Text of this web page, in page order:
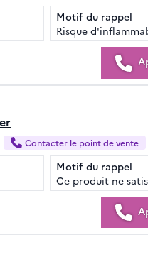
Motif du rappel
Risque
Contacter le point de vente
Motif du rappel
Ce produit ne